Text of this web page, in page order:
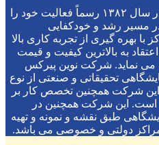
" شرکت تولیدی نوین پیرکس " در سال ۱۳۸۲ رسماً فعالیت خود را
در مسیر رشد و خودکفایی
بهره گیری از تجربه کاری بالا
به بالاترین کیفیت و قیمت
نماید. شرکت نوین پیرکس
تحقیقاتی و صنعتی از نوع
شرکت همچنین تخصص کار بر
است. این شرکت همچنین در
طبق نقشه و نمونه و تهیه
‌مراکز دولتی و خصوصی می باشد.